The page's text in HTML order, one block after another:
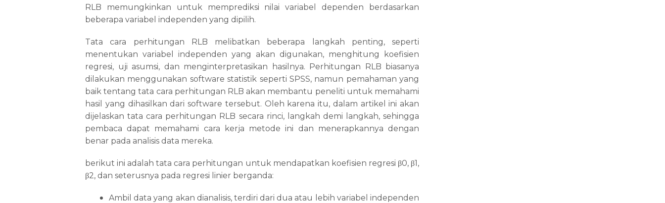
RLB memungkinkan untuk memprediksi nilai variabel dependen berdasarkan
beberapa variabel independen yang dipilih.
Tata cara perhitungan RLB melibatkan beberapa langkah penting, seperti
menentukan variabel independen yang akan digunakan, menghitung koefisien
regresi, uji asumsi, dan menginterpretasikan hasilnya. Perhitungan RLB biasanya
dilakukan menggunakan software statistik seperti SPSS, namun pemahaman yang
baik tentang tata cara perhitungan RLB akan membantu peneliti untuk memahami
hasil yang dihasilkan dari software tersebut. Oleh karena itu, dalam artikel ini akan
dijelaskan tata cara perhitungan RLB secara rinci, langkah demi langkah, sehingga
pembaca dapat memahami cara kerja metode ini dan menerapkannya dengan
benar pada analisis data mereka.
berikut ini adalah tata cara perhitungan untuk mendapatkan koefisien regresi β0, β1,
β2, dan seterusnya pada regresi linier berganda:
Ambil data yang akan dianalisis, terdiri dari dua atau lebih variabel independen